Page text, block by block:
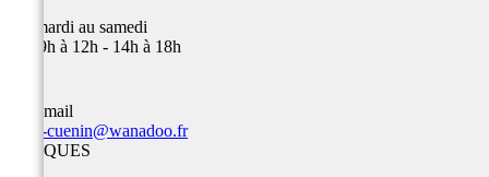
Du mardi au samedi
de 09h à 12h - 14h à 18h
Par email
team-cuenin@wanadoo.fr
CASQUES